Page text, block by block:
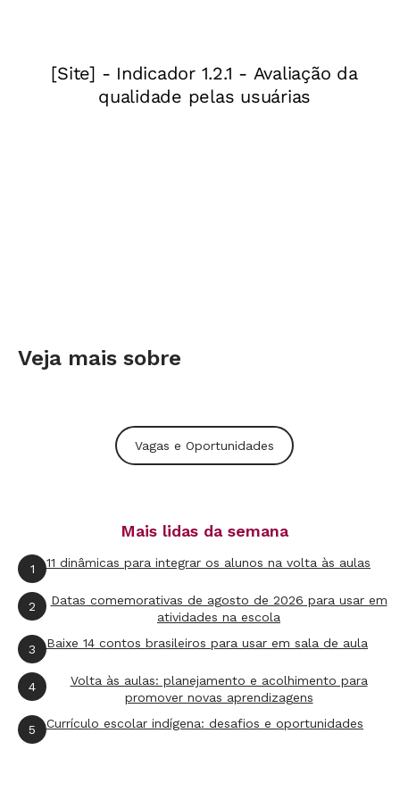
consultar o
edital do concurso.
Veja mais sobre
Vagas e Oportunidades
Mais lidas da semana
1 11 dinâmicas para integrar os alunos na volta às aulas
2
Datas comemorativas de agosto de 2026 para usar em
atividades na escola
3 Baixe 14 contos brasileiros para usar em sala de aula
4
Volta às aulas: planejamento e acolhimento para
promover novas aprendizagens
5 Currículo escolar indígena: desafios e oportunidades